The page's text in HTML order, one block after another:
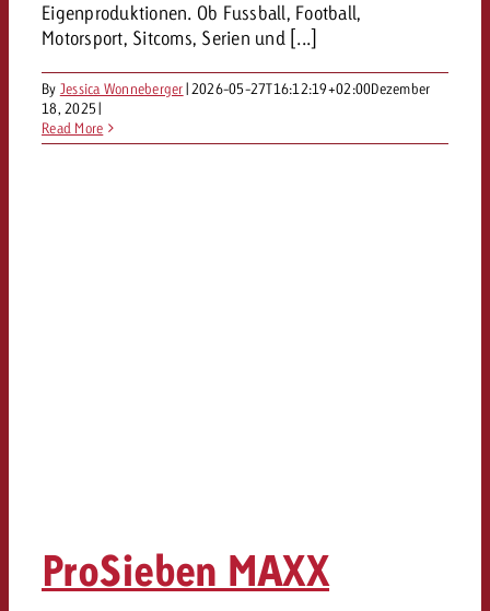
Eigenproduktionen. Ob Fussball, Football,
Motorsport, Sitcoms, Serien und [...]
By Jessica Wonneberger| 2026-05-27T16:12:19+02:00Dezember
18, 2025|
Read More
ProSieben MAXX